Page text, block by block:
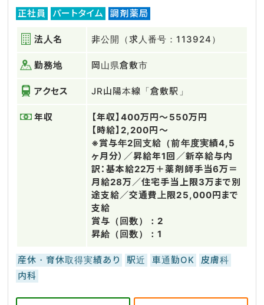
正社員 パートタイム 調剤薬局
法人名 非公開（求人番号：113924）
勤務地 岡山県倉敷市
アクセス JR山陽本線「倉敷駅」
年収
【年収】400万円～550万円
【時給】2,200円～
※賞与年2回支給（前年度実績4,5
ヶ月分）／昇給年1回／新卒給与内
訳：基本給22万＋薬剤師手当6万＝
月給28万／住宅手当上限3万まで別
途支給／交通費上限25,000円まで
支給
賞与（回数）：2
昇給（回数）：1
産休・育休取得実績あり 駅近 車通勤OK
皮膚科
内科